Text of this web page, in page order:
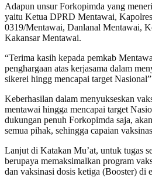
Adapun unsur Forkopimda yang
yaitu Ketua DPRD Mentawai,
0319/Mentawai, Danlanal Mentawai,
Kakansar Mentawai.
“Terima kasih kepada pemkab
penghargaan atas kerjasama dalam
sikerei hingg mencapai target
Keberhasilan dalam menyukseskan
mentawai hingga mencapai target
dukungan penuh Forkopimda saja,
semua pihak, sehingga capaian
Lanjut di Katakan Mu’at, untuk tugas
berupaya memaksimalkan program
dan vaksinasi dosis ketiga (Booster) di